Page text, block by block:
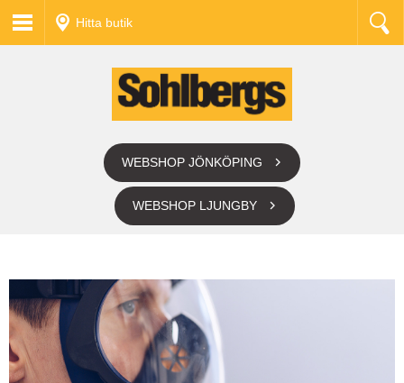
Hitta butik
WEBSHOP JÖNKÖPING
WEBSHOP LJUNGBY